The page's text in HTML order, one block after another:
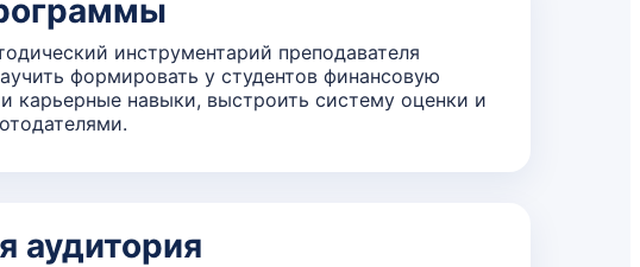
инструментарий преподавателя
формировать у студентов финансовую
карьерные навыки, выстроить систему оценки и
аудитория